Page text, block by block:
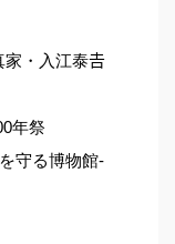
家・入江泰𠮷
年祭
守る博物館-